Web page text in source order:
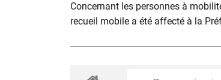
Concernant les personnes à
recueil mobile a été affecté à la